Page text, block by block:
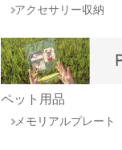
アクセサリー収納
ペット用品
メモリアルプレート